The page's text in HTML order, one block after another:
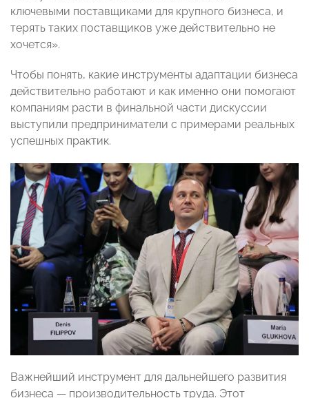
ключевыми поставщиками для крупного бизнеса, и
терять таких поставщиков уже действительно не
хочется».
Чтобы понять, какие инструменты адаптации бизнеса
действительно работают и как именно они помогают
компаниям расти в финальной части дискуссии
выступили предприниматели с примерами реальных
успешных практик.
Важнейший инструмент для дальнейшего развития
бизнеса — производительность труда. Этот